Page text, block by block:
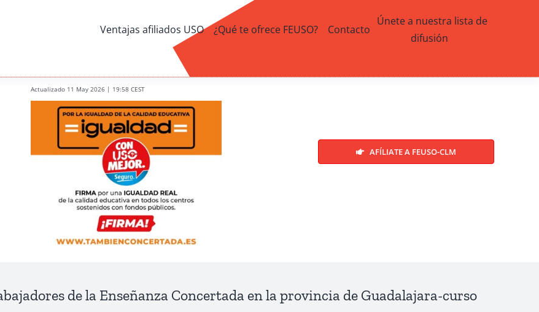
Ventajas afiliados USO ¿Qué te ofrece FEUSO? Contacto
Únete a nuestra lista de
difusión
Actualizado 11 May 2026 | 19:58 CEST
AFÍLIATE A FEUSO-CLM
de la Enseñanza Concertada en la provincia de Guadalajara-curso